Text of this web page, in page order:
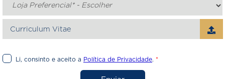
Curriculum Vitae
Li, consinto e aceito a Política de Privacidade. *